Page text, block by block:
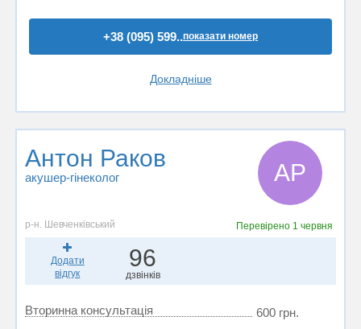
+38 (095) 599..показати номер
Докладніше
Антон Раков
акушер-гінеколог АР
р-н. Шевченківський Перевірено 1 червня
Додати
відгук
96
дзвінків
Вторинна консультація 600 грн.